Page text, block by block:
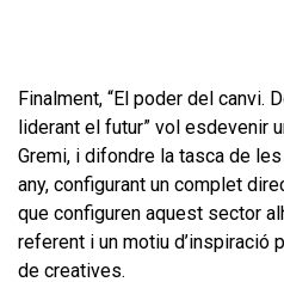
Finalment, “El poder del canvi.
liderant el futur” vol esdevenir
Gremi, i difondre la tasca de
any, configurant un complet
que configuren aquest sector
referent i un motiu d’inspiració
de creatives.